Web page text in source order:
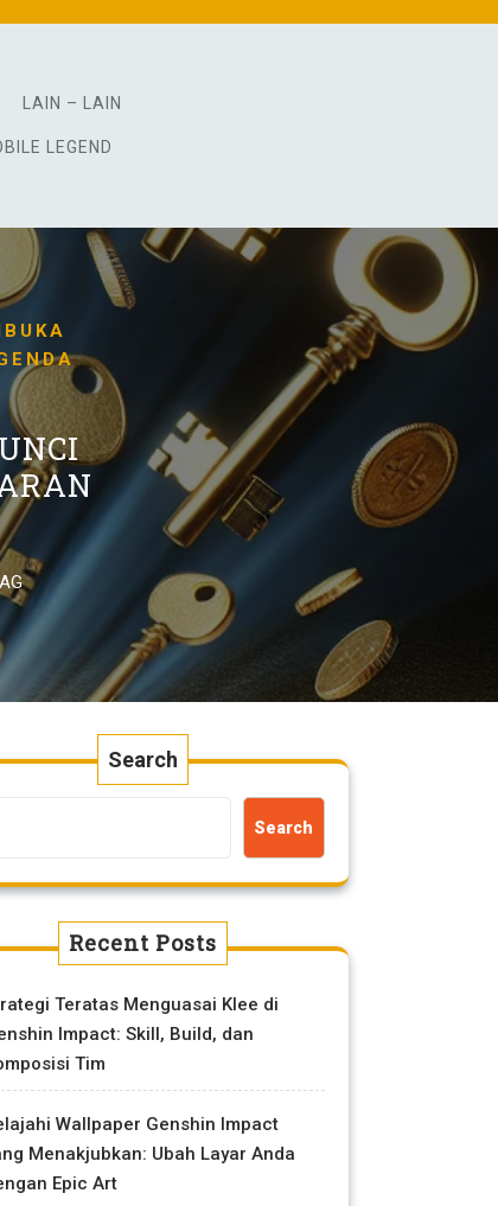
LAIN – LAIN
LEGEND
Search
Search
Recent Posts
Teratas Menguasai Klee di
Impact: Skill, Build, dan
Tim
Wallpaper Genshin Impact
Menakjubkan: Ubah Layar Anda
Epic Art